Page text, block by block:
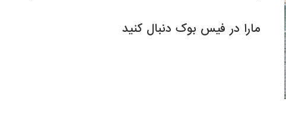
مارا در فیس بوک دنبال کنید